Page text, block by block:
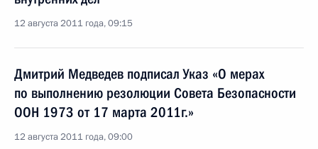
12 августа 2011 года, 09:15
Дмитрий Медведев подписал Указ «О мерах
по выполнению резолюции Совета Безопасности
ООН 1973 от 17 марта 2011г.»
12 августа 2011 года, 09:00